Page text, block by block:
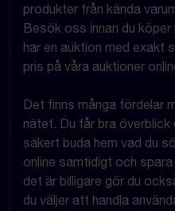
produkter från kända
Besök oss innan du
har en auktion med exakt
pris på våra auktioner
Det finns många fördelar
nätet. Du får bra
säkert buda hem vad du
online samtidigt och
det är billigare gör du
du väljer att handla